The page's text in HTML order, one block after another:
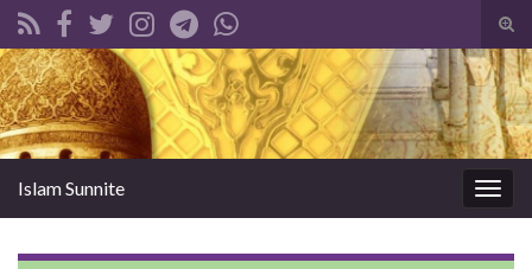
Search for:
Islam Sunnite